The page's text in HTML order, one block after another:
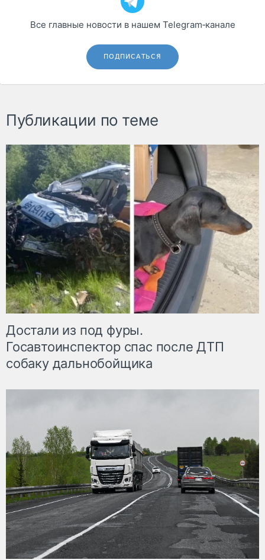
Все главные новости в нашем Telegram‑канале
ПОДПИСАТЬСЯ
Публикации по теме
Достали из под фуры.
Госавтоинспектор спас после ДТП
собаку дальнобойщика